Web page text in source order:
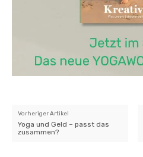
Vorheriger Artikel
Yoga und Geld – passt das
zusammen?